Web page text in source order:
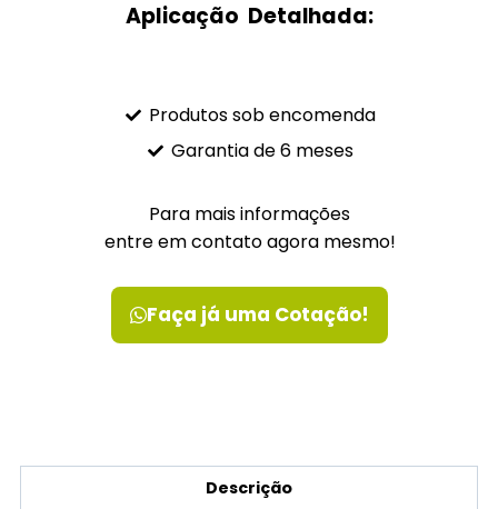
Aplicação Detalhada:
Produtos sob encomenda
Garantia de 6 meses
Para mais informações
entre em contato agora mesmo!
Faça já uma Cotação!
Descrição